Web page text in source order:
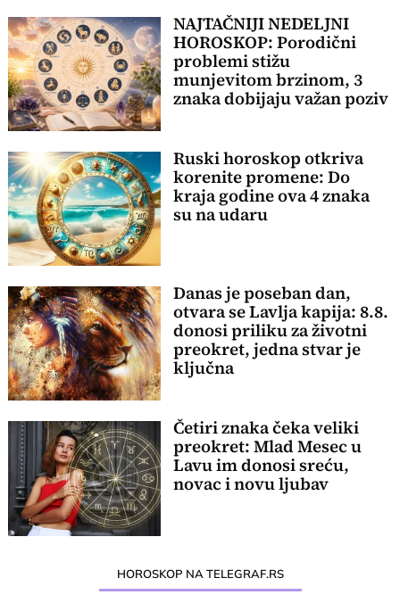
NAJTAČNIJI NEDELJNI
HOROSKOP: Porodični
problemi stižu
munjevitom brzinom, 3
znaka dobijaju važan poziv
Ruski horoskop otkriva
korenite promene: Do
kraja godine ova 4 znaka
su na udaru
Danas je poseban dan,
otvara se Lavlja kapija: 8.8.
donosi priliku za životni
preokret, jedna stvar je
ključna
Četiri znaka čeka veliki
preokret: Mlad Mesec u
Lavu im donosi sreću,
novac i novu ljubav
HOROSKOP NA TELEGRAF.RS